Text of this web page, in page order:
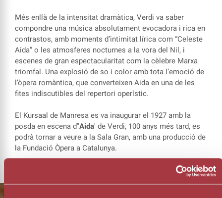
Més enllà de la intensitat dramàtica, Verdi va saber
compondre una música absolutament evocadora i rica en
contrastos, amb moments d’intimitat lírica com “Celeste
Aida” o les atmosferes nocturnes a la vora del Nil, i
escenes de gran espectacularitat com la cèlebre Marxa
triomfal. Una explosió de so i color amb tota l’emoció de
l’òpera romàntica, que converteixen Aida en una de les
fites indiscutibles del repertori operístic.
El Kursaal de Manresa es va inaugurar el 1927 amb la
posda en escena d''Aida' de Verdi, 100 anys més tard, es
podrà tornar a veure a la Sala Gran, amb una producció de
la Fundació Òpera a Catalunya.